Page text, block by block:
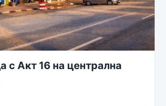
с Акт 16 на централна